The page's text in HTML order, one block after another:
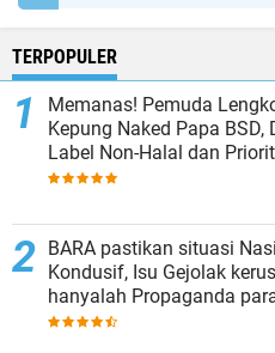
TERPOPULER
Memanas! Pemuda
Kepung Naked Papa BSD,
Label Non-Halal dan
Lokal
BARA pastikan situasi Nasional
Kondusif, Isu Gejolak
hanyalah Propaganda
tidak cinta NKRI!!!